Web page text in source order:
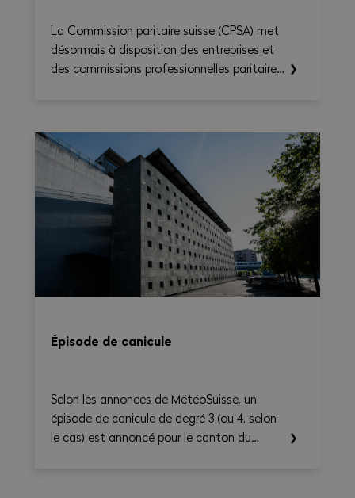
La Commission paritaire suisse (CPSA) met
désormais à disposition des entreprises et
des commissions professionnelles paritaires
le temps de travail, les heures
supplémentaires, le temps de déplacement
et les éventuels suppléments sur une base
hebdomadaire, tout en générant une
synthèse claire et exportable en PDF.
Épisode de canicule
Selon les annonces de MétéoSuisse, un
épisode de canicule de degré 3 (ou 4, selon
le cas) est annoncé pour le canton du